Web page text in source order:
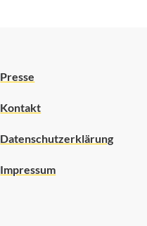
Presse
Kontakt
Datenschutzerklärung
Impressum